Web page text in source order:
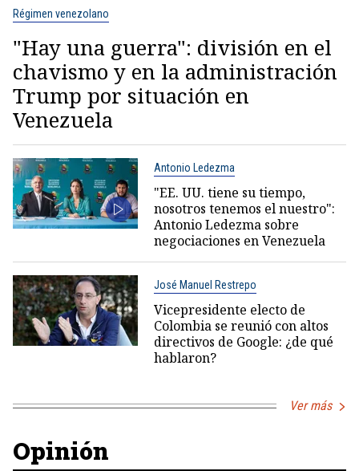
Régimen venezolano
"Hay una guerra": división en el
chavismo y en la administración
Trump por situación en
Venezuela
Antonio Ledezma
"EE. UU. tiene su tiempo,
nosotros tenemos el nuestro":
Antonio Ledezma sobre
negociaciones en Venezuela
José Manuel Restrepo
Vicepresidente electo de
Colombia se reunió con altos
directivos de Google: ¿de qué
hablaron?
Ver más
Opinión